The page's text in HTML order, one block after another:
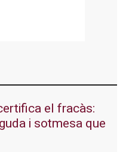
el fracàs:
i sotmesa que